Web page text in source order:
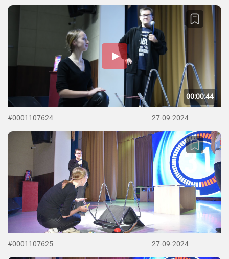
00:00:44
#0001107624 27-09-2024
#0001107625 27-09-2024